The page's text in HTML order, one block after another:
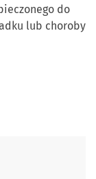
do
lub choroby